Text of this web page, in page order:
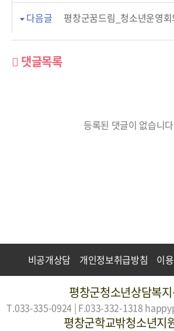
다음글
평창군꿈드림_청소년운영
댓글목록
등록된 댓글이 없습니
비공개상담 개인정보취급방침 이
평창군청소년상담복
T.033-335-0924 | F.033-332-1318
평창군학교밖청소년지